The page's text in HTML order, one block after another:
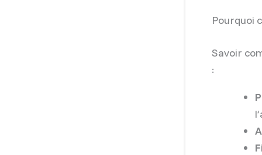
Pourquoi
Savoir
: